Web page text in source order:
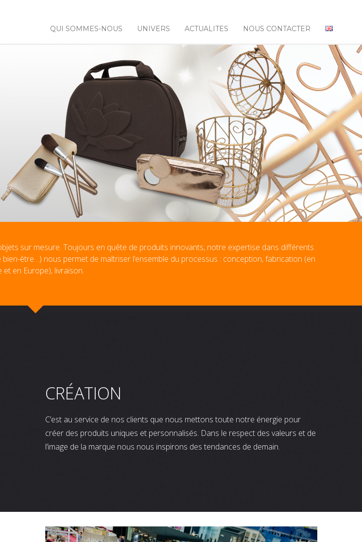
QUI SOMMES-NOUS UNIVERS ACTUALITES NOUS CONTACTER
sur mesure. Toujours en quête de produits innovants, notre expertise dans différents
être…) nous permet de maîtriser l’ensemble du processus : conception, fabrication (en
et en Europe), livraison.
CRÉATION
C’est au service de nos clients que nous mettons toute notre énergie pour
créer des produits uniques et personnalisés. Dans le respect des valeurs et de
l’image de la marque nous nous inspirons des tendances de demain.